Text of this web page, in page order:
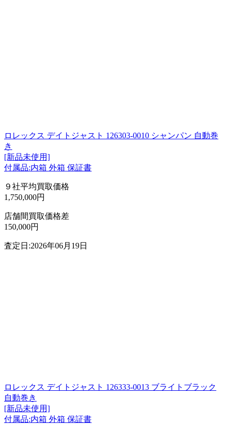
ロレックス デイトジャスト 126303-0010 シャンパン 自動巻
き
[新品未使用]
付属品:内箱 外箱 保証書
９社平均買取価格
1,750,000円
店舗間買取価格差
150,000円
査定日:2026年06月19日
ロレックス デイトジャスト 126333-0013 ブライトブラック
自動巻き
[新品未使用]
付属品:内箱 外箱 保証書